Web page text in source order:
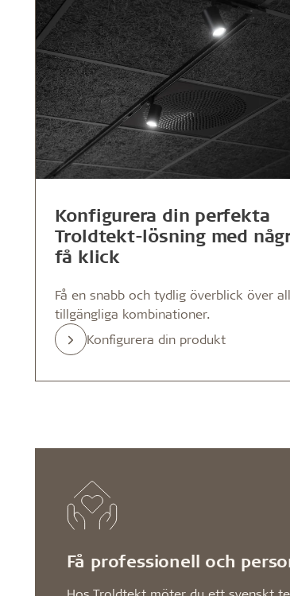
Konfigurera din perfekta
Troldtekt-lösning med
få klick
Få en snabb och tydlig överblick över
tillgängliga kombinationer.
Konfigurera din produkt
Få professionell och